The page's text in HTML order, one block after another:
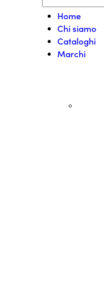
Home
Chi siamo
Cataloghi
Marchi